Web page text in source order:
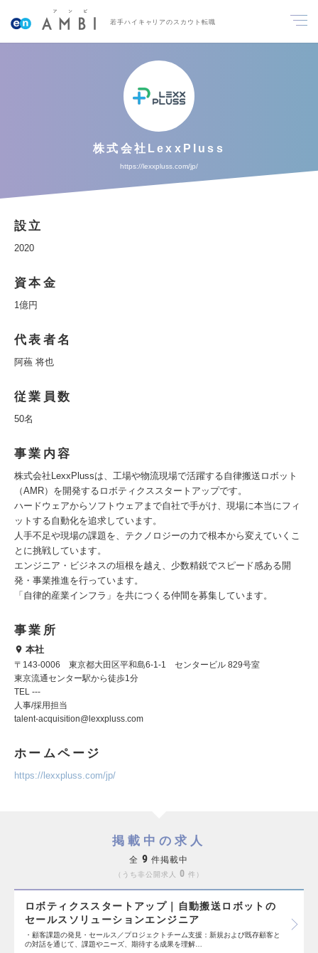
若手ハイキャリアのスカウト転職
株式会社LexxPluss
https://lexxpluss.com/jp/
設立
2020
資本金
1億円
代表者名
阿蘓 将也
従業員数
50名
事業内容
株式会社LexxPlussは、工場や物流現場で活躍する自律搬送ロボット
（AMR）を開発するロボティクススタートアップです。
ハードウェアからソフトウェアまで自社で手がけ、現場に本当にフィ
ットする自動化を追求しています。
人手不足や現場の課題を、テクノロジーの力で根本から変えていくこ
とに挑戦しています。
エンジニア・ビジネスの垣根を越え、少数精鋭でスピード感ある開
発・事業推進を行っています。
「自律的産業インフラ」を共につくる仲間を募集しています。
事業所
本社
〒143-0006 東京都大田区平和島6-1-1 センタービル 829号室
東京流通センター駅から徒歩1分
TEL ---
人事/採用担当
talent-acquisition@lexxpluss.com
ホームページ
https://lexxpluss.com/jp/
掲載中の求人
全 9 件掲載中
うち非公開求人 0 件
ロボティクススタートアップ｜自動搬送ロボットの
セールスソリューションエンジニア
・顧客課題の発見・セールス／プロジェクトチーム支援：新規および既存顧客と
の対話を通じて、課題やニーズ、期待する成果を理解…